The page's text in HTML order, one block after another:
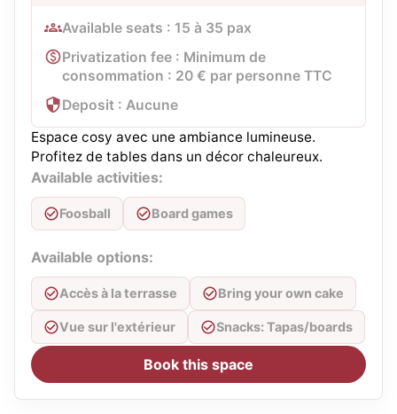
Available seats : 15 à 35 pax
Privatization fee : Minimum de
consommation : 20 € par personne TTC
Deposit : Aucune
Espace cosy avec une ambiance lumineuse.
Profitez de tables dans un décor chaleureux.
Available activities:
Foosball Board games
Available options:
Accès à la terrasse Bring your own cake
Vue sur l'extérieur Snacks: Tapas/boards
Book this space